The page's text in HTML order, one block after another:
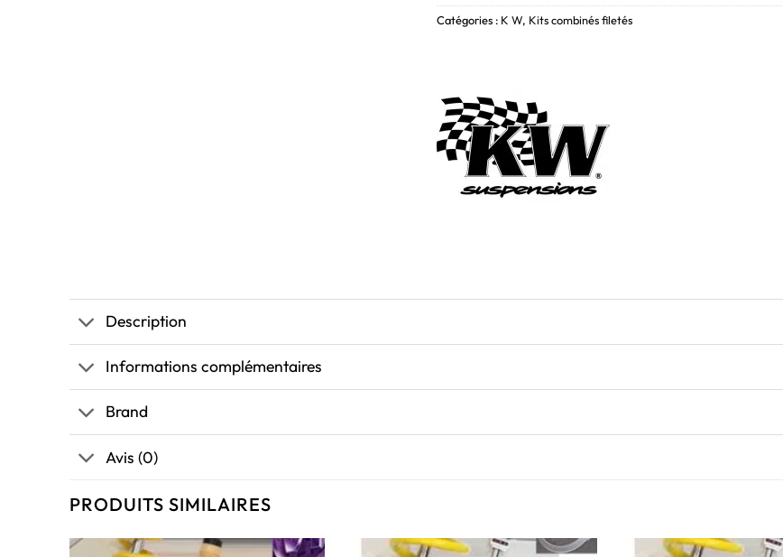
Catégories : K W, Kits combinés filetés
Description
Informations complémentaires
Brand
Avis (0)
PRODUITS SIMILAIRES